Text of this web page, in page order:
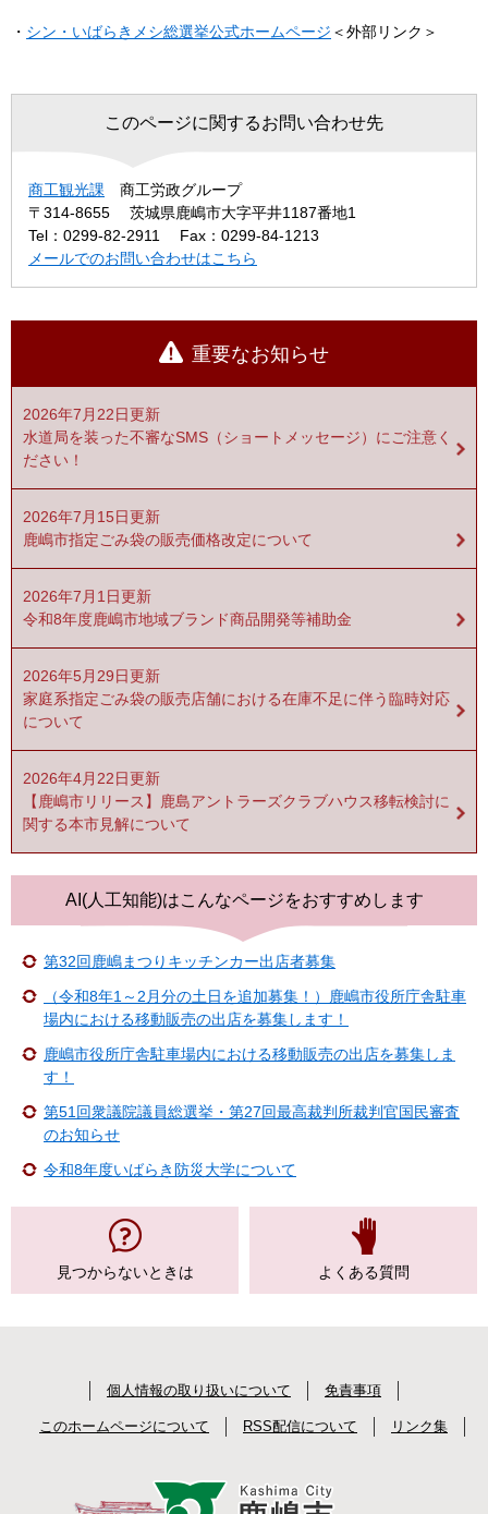
・ シン・いばらきメシ総選挙公式ホームページ ＜外部リンク＞
このページに関するお問い合わせ先
商工観光課
商工労政グループ
〒314-8655
茨城県鹿嶋市大字平井1187番地1
Tel：0299-82-2911
Fax：0299-84-1213
メールでのお問い合わせはこちら
重要なお知らせ
2026年7月22日更新
水道局を装った不審なSMS（ショートメッセージ）にご注意く
ださい！
2026年7月15日更新
鹿嶋市指定ごみ袋の販売価格改定について
2026年7月1日更新
令和8年度鹿嶋市地域ブランド商品開発等補助金
2026年5月29日更新
家庭系指定ごみ袋の販売店舗における在庫不足に伴う臨時対応
について
2026年4月22日更新
【鹿嶋市リリース】鹿島アントラーズクラブハウス移転検討に
関する本市見解について
AI(人工知能)はこんなページをおすすめします
第32回鹿嶋まつりキッチンカー出店者募集
（令和8年1～2月分の土日を追加募集！）鹿嶋市役所庁舎駐車
場内における移動販売の出店を募集します！
鹿嶋市役所庁舎駐車場内における移動販売の出店を募集しま
す！
第51回衆議院議員総選挙・第27回最高裁判所裁判官国民審査
のお知らせ
令和8年度いばらき防災大学について
見つからないときは よくある質問
個人情報の取り扱いについて 免責事項
このホームページについて RSS配信について リンク集